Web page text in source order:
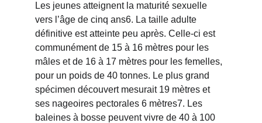
Les jeunes atteignent la maturité sexuelle
vers l’âge de cinq ans6. La taille adulte
définitive est atteinte peu après. Celle-ci est
communément de 15 à 16 mètres pour les
mâles et de 16 à 17 mètres pour les femelles,
pour un poids de 40 tonnes. Le plus grand
spécimen découvert mesurait 19 mètres et
ses nageoires pectorales 6 mètres7. Les
baleines à bosse peuvent vivre de 40 à 100